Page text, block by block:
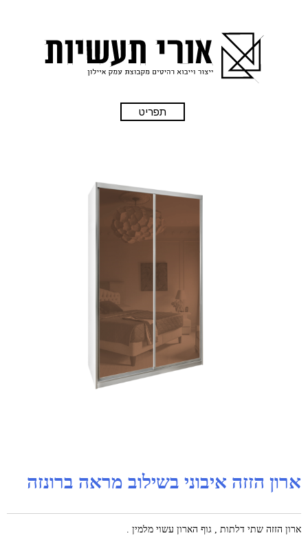
תפריט
ארון הזזה איבוני בשילוב מראה ברונזה
ארון הזזה שתי דלתות , גוף הארון עשוי מלמין .